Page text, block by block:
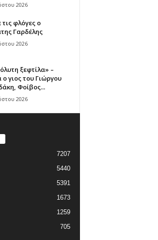
2026
φλόγες ο
Γαρδέλης
2026
ξεφτίλα» –
γιος του Γιώργου
Φοίβος...
2026
7207
5440
5391
1673
1259
705